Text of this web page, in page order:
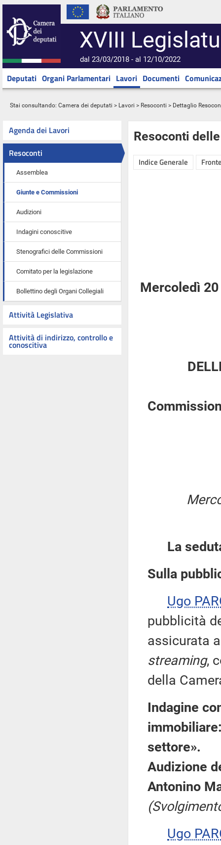
XVIII
dal 23/03/2018 - al 12/10/2022
Deputati Organi Parlamentari Lavori Documenti
Stai consultando: Camera dei deputati > Lavori > Resoconti > Dettaglio
Agenda dei Lavori
Resoconti
Assemblea
Giunte e Commissioni
Audizioni
Indagini conoscitive
Stenografici delle Commissioni
Comitato per la legislazione
Bollettino degli Organi Collegiali
Attività Legislativa
Attività di indirizzo, controllo e
conoscitiva
Resoconti
Indice Generale
Mercoledì
La
Sulla
Ugo
pubblicità
assicurata
streaming,
della
Indagine
settore».
Audizione
Antonino
Ugo